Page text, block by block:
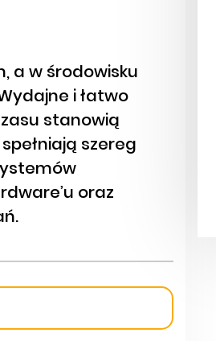
a w środowisku
i łatwo
stanowią
szereg
oraz